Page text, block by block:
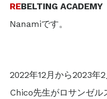
REBELTING ACADEMY
Nanamiです。
2022年12月から2023年2
Chico先生がロサンゼル